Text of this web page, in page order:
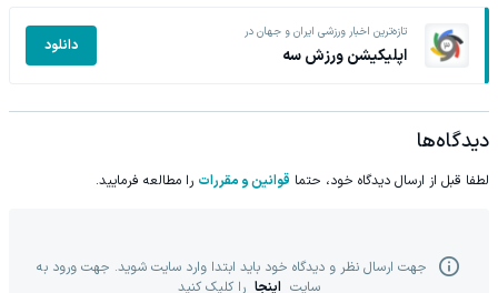
تازه‌ترین اخبار ورزشی ایران و جهان در
اپلیکیشن ورزش سه دانلود
دیدگاه‌ها
لطفا قبل از ارسال دیدگاه خود، حتما قوانین و مقررات را مطالعه فرمایید.
جهت ارسال نظر و دیدگاه خود باید ابتدا وارد سایت شوید. جهت ورود به
سایت اینجا را کلیک کنید